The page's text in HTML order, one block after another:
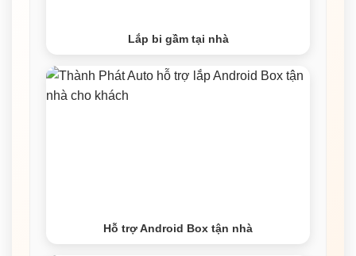
Lắp bi gầm tại nhà
Hỗ trợ Android Box tận nhà